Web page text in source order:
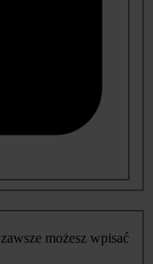
możesz wpisać